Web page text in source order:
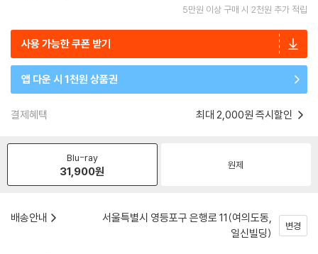
5만원 이상 구매 시 2천원 추가 적립
사용 가능한 쿠폰 받기
앱 다운 시 1천원 상품권
결제혜택 최대 2,000원 즉시할인
Blu-ray
31,900원 원제
배송안내
서울특별시 영등포구 은행로 11(여의도동,
일신빌딩)
변경